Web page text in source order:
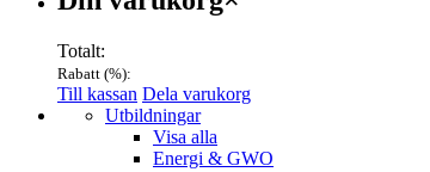
Totalt:
Rabatt (%):
Till kassan Dela varukorg
Menu Utbildningar
Visa alla
Energi & GWO